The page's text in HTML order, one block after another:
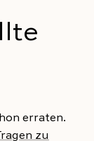
erraten.
zu